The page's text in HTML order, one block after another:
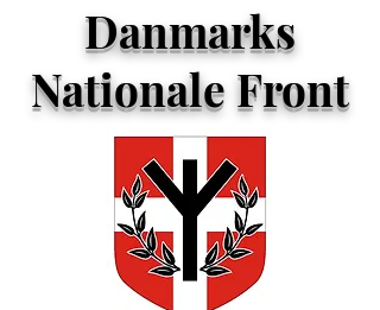
Danmarks
Nationale Front